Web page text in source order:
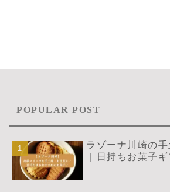
POPULAR POST
ラゾーナ川崎の
｜日持ちお菓子ギ